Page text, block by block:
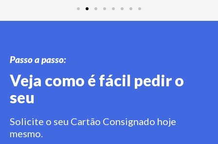
Passo a passo:
Veja como é fácil pedir o
seu
Solicite o seu Cartão Consignado hoje
mesmo.